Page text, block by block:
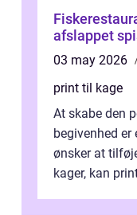
Fiskerestaurant frisk fisk,
afslappet
03 may 2026
print til kage
At skabe den
begivenhed er
ønsker at
kager, kan